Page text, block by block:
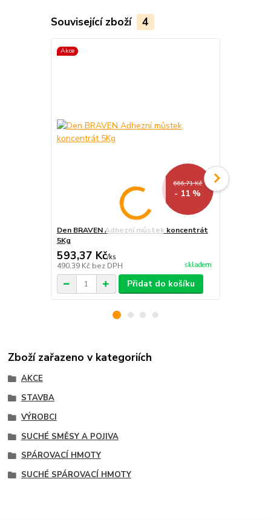
Související zboží 4
Akce
666,71 Kč
- 11 %
Den BRAVEN Adhezní můstek koncentrát
5Kg
593,37 Kč/ks
490,39 Kč bez DPH skladem
Přidat do košíku
Zboží zařazeno v kategoriích
AKCE
STAVBA
VÝROBCI
SUCHÉ SMĚSY A POJIVA
SPÁROVACÍ HMOTY
SUCHÉ SPÁROVACÍ HMOTY